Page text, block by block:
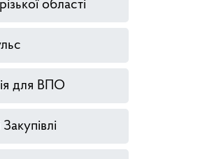
області
для ВПО